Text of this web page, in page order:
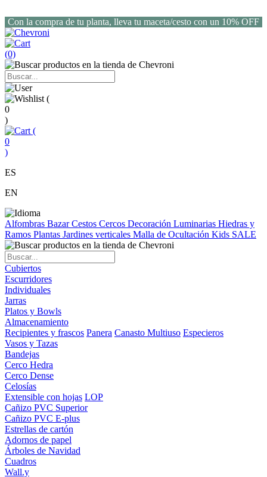
Con la compra de tu planta, lleva tu maceta/cesto con un 10% OFF
(0)
(
0
)
(
0
)
ES
EN
Alfombras BazarCestos Cercos Decoración Luminarias Hiedras y
Ramos Plantas Jardines verticales Malla de Ocultación Kids SALE
Cubiertos
Escurridores
Individuales
Jarras
Platos y Bowls
Almacenamiento
Recipientes y frascos Panera Canasto Multiuso Especieros
Vasos y Tazas
Bandejas
Cerco Hedra
Cerco Dense
Celosías
Extensible con hojas LOP
Cañizo PVC Superior
Cañizo PVC E-plus
Estrellas de cartón
Adornos de papel
Árboles de Navidad
Cuadros
Wall.y